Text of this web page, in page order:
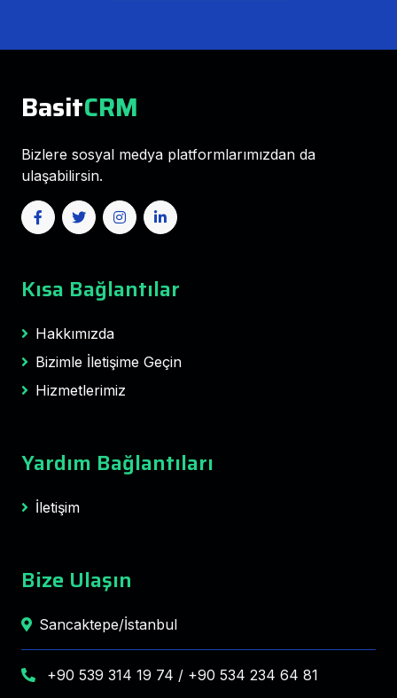
BasitCRM
Bizlere sosyal medya platformlarımızdan da
ulaşabilirsin.
Kısa Bağlantılar
Hakkımızda
Bizimle İletişime Geçin
Hizmetlerimiz
Yardım Bağlantıları
İletişim
Bize Ulaşın
Sancaktepe/İstanbul
+90 539 314 19 74 / +90 534 234 64 81